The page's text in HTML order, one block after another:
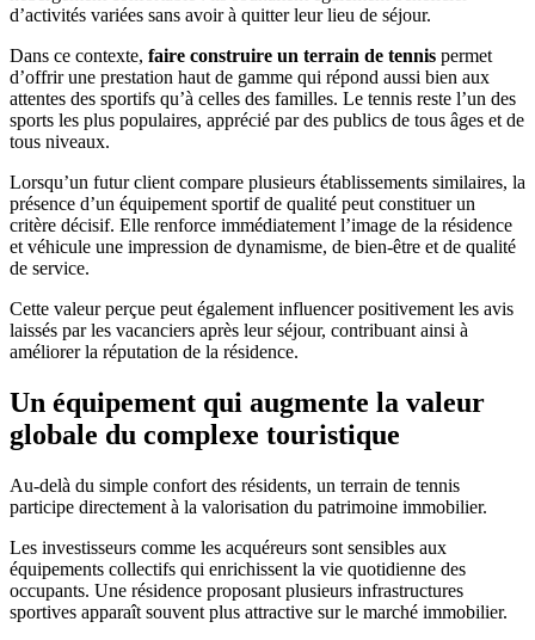
d’activités variées sans avoir à quitter leur lieu de séjour.
Dans ce contexte, faire construire un terrain de tennis permet
d’offrir une prestation haut de gamme qui répond aussi bien aux
attentes des sportifs qu’à celles des familles. Le tennis reste l’un des
sports les plus populaires, apprécié par des publics de tous âges et de
tous niveaux.
Lorsqu’un futur client compare plusieurs établissements similaires, la
présence d’un équipement sportif de qualité peut constituer un
critère décisif. Elle renforce immédiatement l’image de la résidence
et véhicule une impression de dynamisme, de bien-être et de qualité
de service.
Cette valeur perçue peut également influencer positivement les avis
laissés par les vacanciers après leur séjour, contribuant ainsi à
améliorer la réputation de la résidence.
Un équipement qui augmente la valeur
globale du complexe touristique
Au-delà du simple confort des résidents, un terrain de tennis
participe directement à la valorisation du patrimoine immobilier.
Les investisseurs comme les acquéreurs sont sensibles aux
équipements collectifs qui enrichissent la vie quotidienne des
occupants. Une résidence proposant plusieurs infrastructures
sportives apparaît souvent plus attractive sur le marché immobilier.